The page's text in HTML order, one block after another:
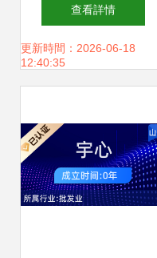
衛具及日用雜品市
查看詳情
更新時間：2026-06-18
12:40:35